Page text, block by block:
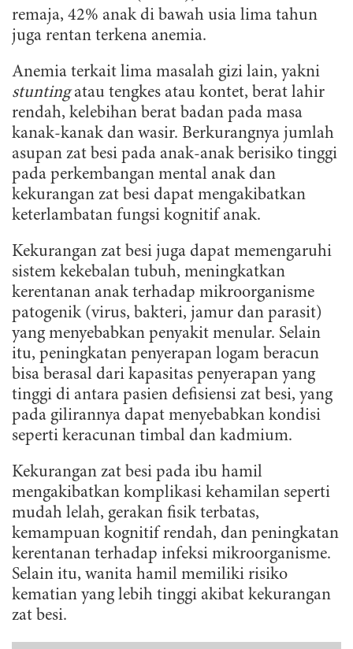
remaja, 42% anak di bawah usia lima tahun
juga rentan terkena anemia.
Anemia terkait lima masalah gizi lain, yakni
stuntingatau tengkes atau kontet, berat lahir
rendah, kelebihan berat badan pada masa
kanak-kanak dan wasir. Berkurangnya jumlah
asupan zat besi pada anak-anak berisiko tinggi
pada perkembangan mental anak dan
kekurangan zat besi dapat mengakibatkan
keterlambatan fungsi kognitif anak.
Kekurangan zat besi juga dapat memengaruhi
sistem kekebalan tubuh, meningkatkan
kerentanan anak terhadap mikroorganisme
patogenik (virus, bakteri, jamur dan parasit)
yang menyebabkan penyakit menular. Selain
itu, peningkatan penyerapan logam beracun
bisa berasal dari kapasitas penyerapan yang
tinggi di antara pasien defisiensi zat besi, yang
pada gilirannya dapat menyebabkan kondisi
seperti keracunan timbal dan kadmium.
Kekurangan zat besi pada ibu hamil
mengakibatkan komplikasi kehamilan seperti
mudah lelah, gerakan fisik terbatas,
kemampuan kognitif rendah, dan peningkatan
kerentanan terhadap infeksi mikroorganisme.
Selain itu, wanita hamil memiliki risiko
kematian yang lebih tinggi akibat kekurangan
zat besi.